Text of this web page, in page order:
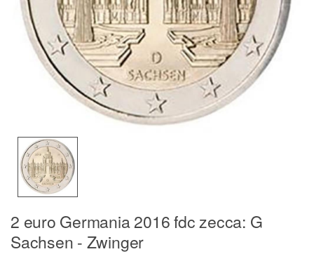
2 euro Germania 2016 fdc zecca: G
Sachsen - Zwinger